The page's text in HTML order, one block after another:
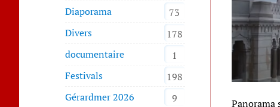
Diaporama
73
Divers
178
documentaire
1
Festivals
198
Gérardmer 2026
9
Panorama